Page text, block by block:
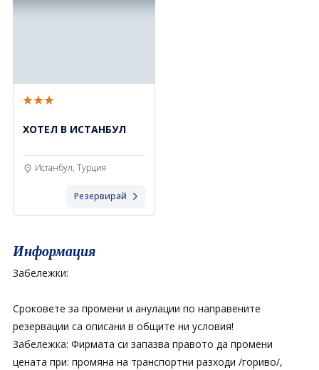
ХОТЕЛ В ИСТАНБУЛ
Истанбул, Турция
Резервирай
Информация
Забележки:
Сроковете за промени и анулации по направените
резервации са описани в общите ни условия!
Забележка: Фирмата си запазва правото да промени
цената при: промяна на транспортни разходи /гориво/,